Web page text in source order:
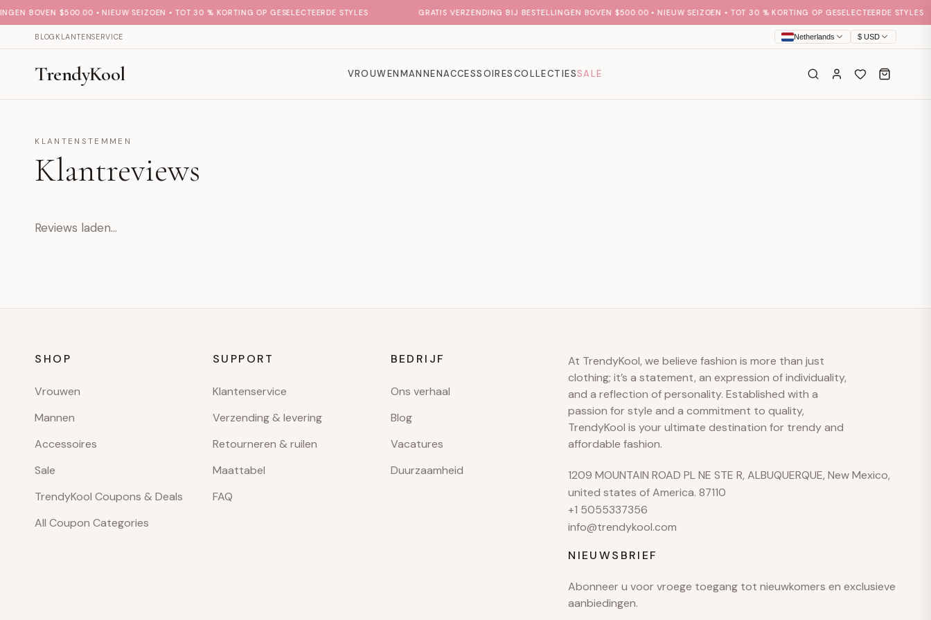
BOVEN $500.00 • NIEUW SEIZOEN • TOT 30 % KORTING OP GESELECTEERDE STYLES GRATIS VERZENDING BIJ BESTELLINGEN BOVEN $500.00 • NIEUW SEIZOEN • TOT 30 % KORTING OP GESELECTEERDE STYLES
BLOG KLANTENSERVICE Netherlands $ USD
TrendyKool VROUWENMANNENACCESSOIRESCOLLECTIESSALE
KLANTENSTEMMEN
Klantreviews
Reviews laden…
SHOP
Vrouwen
Mannen
Accessoires
Sale
TrendyKool Coupons & Deals
All Coupon Categories
SUPPORT
Klantenservice
Verzending & levering
Retourneren & ruilen
Maattabel
FAQ
BEDRIJF
Ons verhaal
Blog
Vacatures
Duurzaamheid
At TrendyKool, we believe fashion is more than just
clothing; it’s a statement, an expression of individuality,
and a reflection of personality. Established with a
passion for style and a commitment to quality,
TrendyKool is your ultimate destination for trendy and
affordable fashion.
1209 MOUNTAIN ROAD PL NE STE R, ALBUQUERQUE, New Mexico,
united states of America. 87110
+1 5055337356
info@trendykool.com
NIEUWSBRIEF
Abonneer u voor vroege toegang tot nieuwkomers en exclusieve
aanbiedingen.
Hallo 👋
Hoe kunnen we helpen?
We reageren meestal snel tijdens kantooruren
Help-onderwerpen bekijken